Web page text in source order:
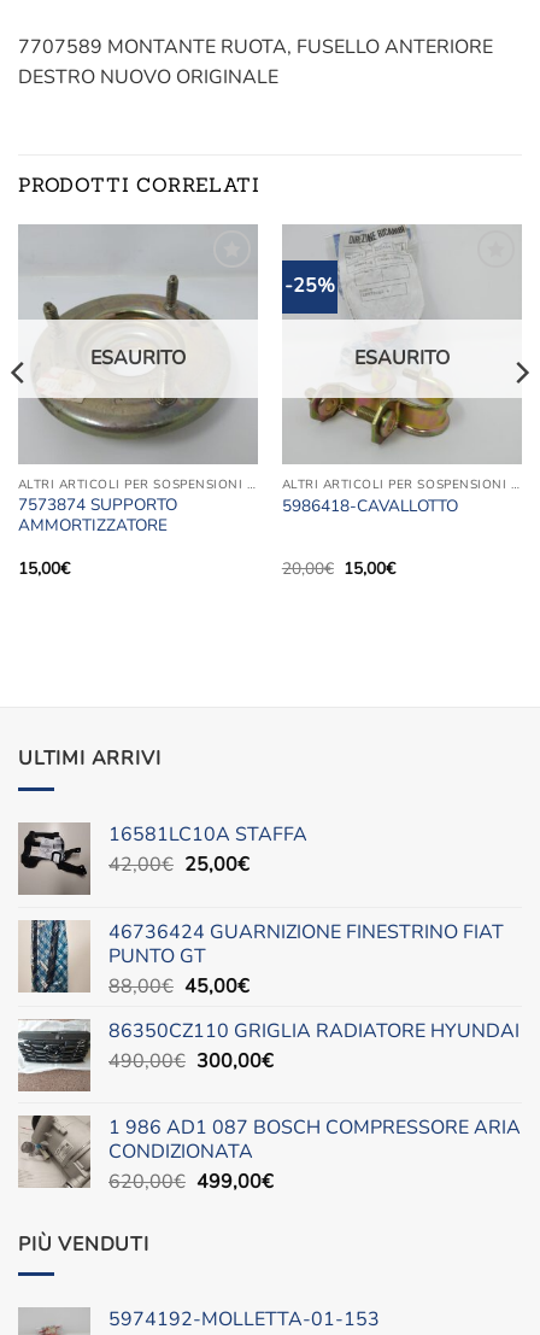
7707589 MONTANTE RUOTA, FUSELLO ANTERIORE
DESTRO NUOVO ORIGINALE
PRODOTTI CORRELATI
alla lista
dei
ESAURITO
ALTRI ARTICOLI PER SOSPENSIONI E STERZO
7573874 SUPPORTO
AMMORTIZZATORE
15,00€
-25%
dei
ESAURITO
ALTRI ARTICOLI PER SOSPENSIONI E STERZO
5986418-CAVALLOTTO
20,00€ Il
prezzo
15,00€Il
ULTIMI ARRIVI
16581LC10A STAFFA
42,00€ Il
era:
42,00€.
25,00€Il
è:
46736424 GUARNIZIONE FINESTRINO FIAT
PUNTO GT
88,00€ Il
originale
era:
45,00€Il
attuale
è:
86350CZ110 GRIGLIA RADIATORE HYUNDAI
490,00€ Il
era:
490,00€.
300,00€Il
è:
1 986 AD1 087 BOSCH COMPRESSORE ARIA
CONDIZIONATA
620,00€ Il
499,00€Il
PIÙ VENDUTI
5974192-MOLLETTA-01-153